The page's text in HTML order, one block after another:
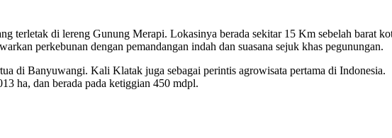
terletak di lereng Gunung Merapi. Lokasinya berada sekitar 15 Km sebelah barat
perkebunan dengan pemandangan indah dan suasana sejuk khas pegunungan.
di Banyuwangi. Kali Klatak juga sebagai perintis agrowisata pertama di Indonesia.
ha, dan berada pada ketiggian 450 mdpl.